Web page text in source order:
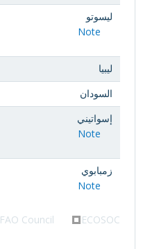
ليسوتو
Note
ليبيا
السودان
إسواتيني
Note
زمبابوي
Note
ECOSOC
FAO Council